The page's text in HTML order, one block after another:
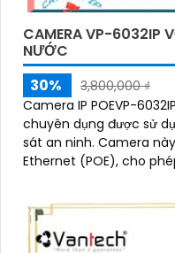
CAMERA VP-6032IP
NƯỚC
30%
3,800,000 ₫
Camera IP POEVP-
chuyên dụng được sử
sát an ninh. Camera này hỗ trợ công nghệ Power over
Ethernet (POE), cho